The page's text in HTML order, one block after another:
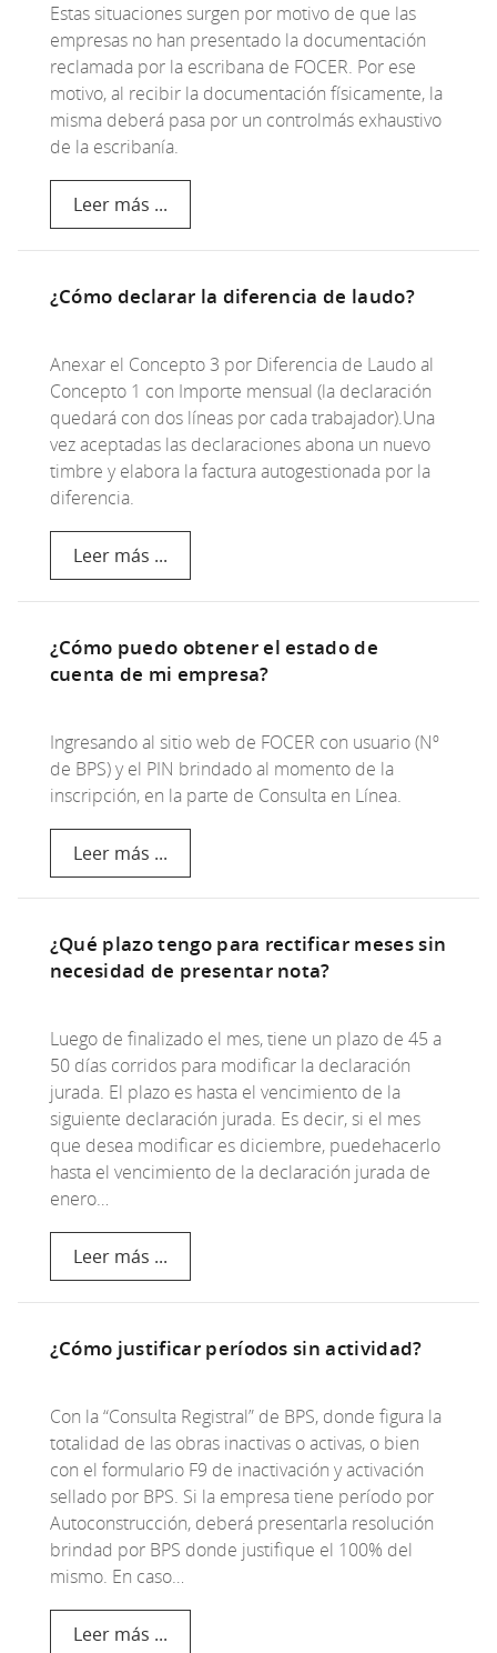
Estas situaciones surgen por motivo de que las
empresas no han presentado la documentación
reclamada por la escribana de FOCER. Por ese
motivo, al recibir la documentación físicamente, la
misma deberá pasa por un controlmás exhaustivo
de la escribanía.
Leer más ...
¿Cómo declarar la diferencia de laudo?
Anexar el Concepto 3 por Diferencia de Laudo al
Concepto 1 con Importe mensual (la declaración
quedará con dos líneas por cada trabajador).Una
vez aceptadas las declaraciones abona un nuevo
timbre y elabora la factura autogestionada por la
diferencia.
Leer más ...
¿Cómo puedo obtener el estado de
cuenta de mi empresa?
Ingresando al sitio web de FOCER con usuario (Nº
de BPS) y el PIN brindado al momento de la
inscripción, en la parte de Consulta en Línea.
Leer más ...
¿Qué plazo tengo para rectificar meses sin
necesidad de presentar nota?
Luego de finalizado el mes, tiene un plazo de 45 a
50 días corridos para modificar la declaración
jurada. El plazo es hasta el vencimiento de la
siguiente declaración jurada. Es decir, si el mes
que desea modificar es diciembre, puedehacerlo
hasta el vencimiento de la declaración jurada de
enero…
Leer más ...
¿Cómo justificar períodos sin actividad?
Con la “Consulta Registral” de BPS, donde figura la
totalidad de las obras inactivas o activas, o bien
con el formulario F9 de inactivación y activación
sellado por BPS. Si la empresa tiene período por
Autoconstrucción, deberá presentarla resolución
brindad por BPS donde justifique el 100% del
mismo. En caso…
Leer más ...